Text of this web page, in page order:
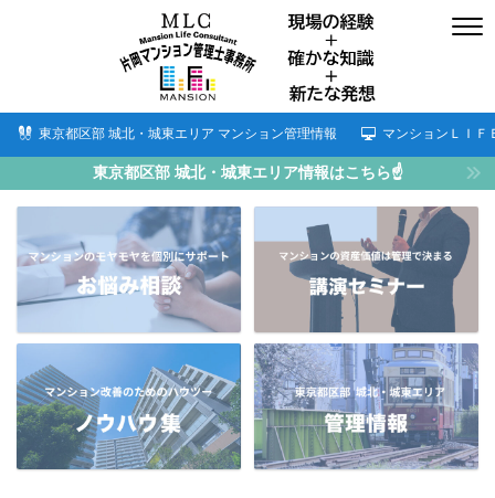
東京都区部 城北・城東エリア マンション管理情報 マンションＬＩＦ
東京都区部 城北・城東エリア情報はこちら☝